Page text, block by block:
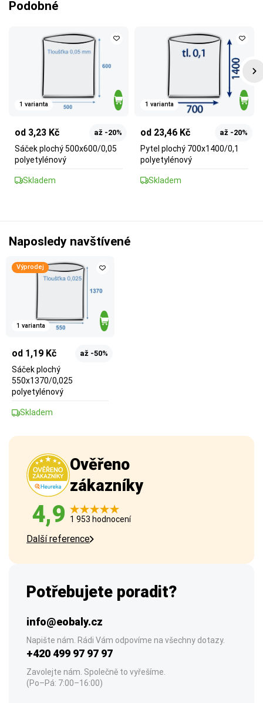
Podobné
1 varianta
od 3,23 Kč až -20%
Sáček plochý 500x600/0,05
polyetylénový
Skladem
1 varianta
od 23,46 Kč až -20%
Pytel plochý 700x1400/0,1
polyetylénový
Skladem
Naposledy navštívené
Výprodej
1 varianta
od 1,19 Kč až -50%
Sáček plochý
550x1370/0,025
polyetylénový
Skladem
Ověřeno
zákazníky
4,9 1 953 hodnocení
Další reference
Potřebujete poradit?
info@eobaly.cz
Napište nám. Rádi Vám odpovíme na všechny dotazy.
+420 499 97 97 97
Zavolejte nám. Společně to vyřešíme.
(Po–Pá: 7:00–16:00)